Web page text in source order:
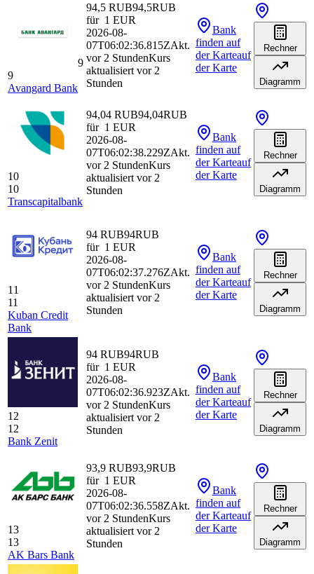
9
9
Avangard Bank
94,5 RUB94,5RUB
für 1 EUR
2026-08-
07T06:02:36.815ZAkt.
vor 2 StundenKurs
aktualisiert vor 2
Stunden
Bank
finden auf
der Karteauf
der Karte
Rechner
Diagramm
10
10
Transcapitalbank
94,04 RUB94,04RUB
für 1 EUR
2026-08-
07T06:02:38.229ZAkt.
vor 2 StundenKurs
aktualisiert vor 2
Stunden
Bank
finden auf
der Karteauf
der Karte
Rechner
Diagramm
11
11
Kuban Credit
Bank
94 RUB94RUB
für 1 EUR
2026-08-
07T06:02:37.276ZAkt.
vor 2 StundenKurs
aktualisiert vor 2
Stunden
Bank
finden auf
der Karteauf
der Karte
Rechner
Diagramm
12
12
Bank Zenit
94 RUB94RUB
für 1 EUR
2026-08-
07T06:02:36.923ZAkt.
vor 2 StundenKurs
aktualisiert vor 2
Stunden
Bank
finden auf
der Karteauf
der Karte
Rechner
Diagramm
13
13
AK Bars Bank
93,9 RUB93,9RUB
für 1 EUR
2026-08-
07T06:02:36.558ZAkt.
vor 2 StundenKurs
aktualisiert vor 2
Stunden
Bank
finden auf
der Karteauf
der Karte
Rechner
Diagramm